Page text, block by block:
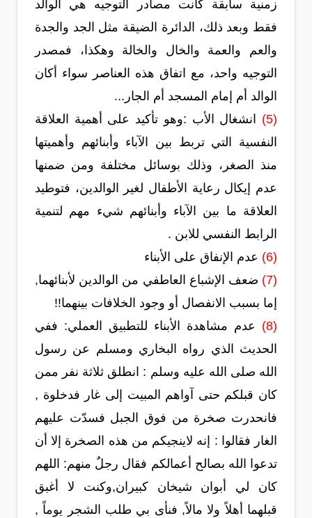
زمنية سابقة كانت مصادر التوجيه هي الوالد
فقط وبعد ذلك، الدائرة الضيقة مثل الجد والجدة
والعم والعمة والخال والخالة وهكذا، فمصدر
التوجيه واحد، مع اتفاق هذه العناصر سواء أكان
الوالد أم إمام المسجد أم الجار...
(5)
انشغال الأب :وهو تأكيد على أهمية العلاقة
النفسية التي تربط بين الآباء وأبنائهم وأهميتها
منذ الصغر، وذلك بوسائل مختلفة ومن ضمنها
عدم إيكال رعاية الأطفال لغير الوالدين، فتوطيد
العلاقة ما بين الآباء وأبنائهم شيء مهم لتنمية
الرابط النفسي للابن .
(6)
عدم الإنفاق على الأبناء
(7)
ضعف الإشباع العاطفي من الوالدين لأبنائهما,
إما بسبب الانفصال أو وجود الخلافات بينهما!!
(8)
عدم مشاهدة الأبناء للتطبيق العملي: ففي
الحديث الذي رواه البخاري ومسلم عن رسول
الله صلى الله عليه وسلم : انطلق ثلاثة نفر ممن
كان قبلكم حتى آواهم المبيت إلى غار فدخلوة ,
فانحدرت صخرة من فوق الجبل فسدّت عليهم
الغار فقالوا : إنه لاينجيكم من هذه الصخرة إلا أن
تدعوا الله بصالح أعمالكم فقال رجلٌ منهم: اللهم
كان لي أبوان شيخان كبيران,وكنت لا أغبق
قبلهما أهلاً ولا مالاً, فنأى بي طلب الشجر يوماً ,